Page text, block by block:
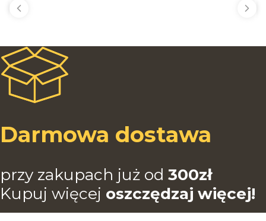
Darmowa dostawa
przy zakupach już od 300zł
Kupuj więcej oszczędzaj więcej!